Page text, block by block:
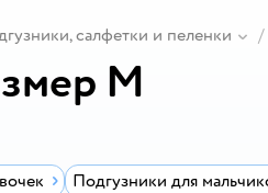
салфетки и пеленки
М
Подгузники для